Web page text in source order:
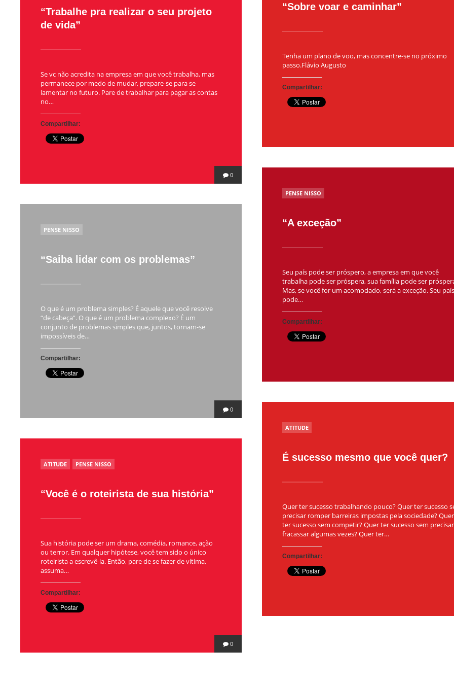
“Sobre voar e caminhar”
Tenha um plano de voo, mas concentre-se no próximo
passo.Flávio Augusto
Compartilhar:
“Trabalhe pra realizar o seu projeto
de vida”
Se vc não acredita na empresa em que você trabalha, mas
permanece por medo de mudar, prepare-se para se
lamentar no futuro. Pare de trabalhar para pagar as contas
no…
Compartilhar:
0
POSTED
IN
PENSE NISSO
“A exceção”
Seu país pode ser próspero, a empresa em que você
trabalha pode ser próspera, sua família pode ser
Mas, se você for um acomodado, será a exceção. Seu país
pode…
Compartilhar:
POSTED
PENSE NISSO
“Saiba lidar com os problemas”
O que é um problema simples? É aquele que você resolve
“de cabeça”. O que é um problema complexo? É um
conjunto de problemas simples que, juntos, tornam-se
impossíveis de…
Compartilhar:
0
POSTED
IN
ATITUDE
É sucesso mesmo que você quer?
Quer ter sucesso trabalhando pouco? Quer ter sucesso
precisar romper barreiras impostas pela sociedade? Quer
ter sucesso sem competir? Quer ter sucesso sem precisar
fracassar algumas vezes? Quer ter…
Compartilhar:
POSTED
IN
ATITUDE PENSE NISSO
“Você é o roteirista de sua história”
Sua história pode ser um drama, comédia, romance, ação
ou terror. Em qualquer hipótese, você tem sido o único
roteirista a escrevê-la. Então, pare de se fazer de vítima,
assuma…
Compartilhar:
0